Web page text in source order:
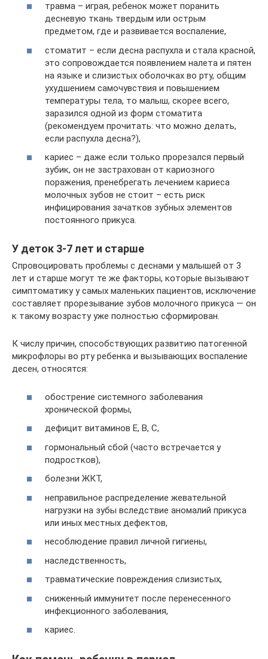
травма – играя, ребенок может поранить
десневую ткань твердым или острым
предметом, где и развивается воспаление,
стоматит – если десна распухла и стала красной,
это сопровождается появлением налета и пятен
на языке и слизистых оболочках во рту, общим
ухудшением самочувствия и повышением
температуры тела, то малыш, скорее всего,
заразился одной из форм стоматита
(рекомендуем прочитать: что можно делать,
если распухла десна?),
кариес – даже если только прорезался первый
зубик, он не застрахован от кариозного
поражения, пренебрегать лечением кариеса
молочных зубов не стоит – есть риск
инфицирования зачатков зубных элементов
постоянного прикуса.
У деток 3-7 лет и старше
Спровоцировать проблемы с деснами у малышей от 3
лет и старше могут те же факторы, которые вызывают
симптоматику у самых маленьких пациентов, исключение
составляет прорезывание зубов молочного прикуса — он
к такому возрасту уже полностью сформирован.
К числу причин, способствующих развитию патогенной
микрофлоры во рту ребенка и вызывающих воспаление
десен, относятся:
обострение системного заболевания
хронической формы,
дефицит витаминов Е, В, С,
гормональный сбой (часто встречается у
подростков),
болезни ЖКТ,
неправильное распределение жевательной
нагрузки на зубы вследствие аномалий прикуса
или иных местных дефектов,
несоблюдение правил личной гигиены,
наследственность,
травматические повреждения слизистых,
сниженный иммунитет после перенесенного
инфекционного заболевания,
кариес.